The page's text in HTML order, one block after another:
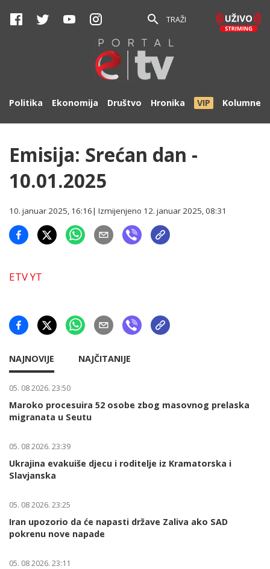
TRAŽI
Politika Ekonomija Društvo Hronika VIP Kolumne
Emisija: Srećan dan -
10.01.2025
10. januar 2025, 16:16| Izmijenjeno 12. januar 2025, 08:31
ETV YT
NAJNOVIJE NAJČITANIJE
05. 08 2026. 23:50
Maroko procesuira 52 osobe zbog masovnog prelaska
migranata u Seutu
05. 08 2026. 23:39
Ukrajina evakuiše djecu i roditelje iz Kramatorska i
Slavjanska
05. 08 2026. 23:25
Iran upozorio da će napasti države Zaliva ako SAD
pokrenu nove napade
05. 08 2026. 23:11